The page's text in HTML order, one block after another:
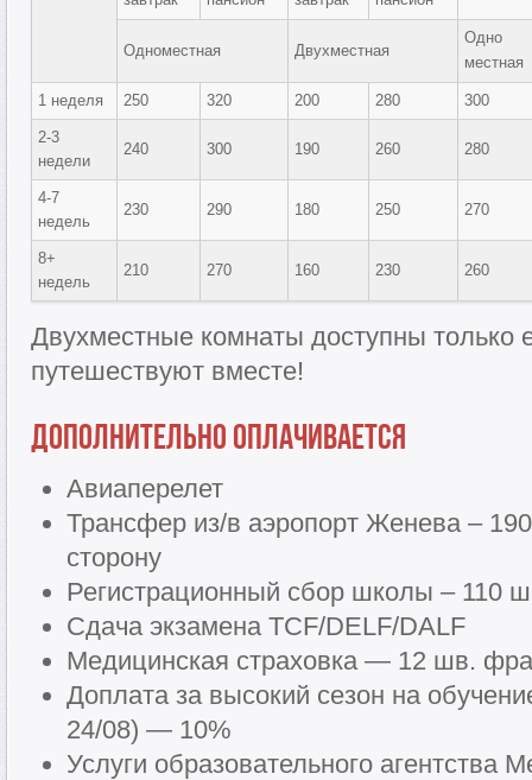
Одноместная Двухместная
Одно
местная
1 неделя 250 320 200 280 300
2-3
недели
240 300 190 260 280
4-7
недель
230 290 180 250 270
8+
недель
210 270 160 230 260
Двухместные комнаты доступны только
путешествуют вместе!
Дополнительно оплачивается
Авиаперелет
Трансфер из/в аэропорт Женева –
сторону
Регистрационный сбор школы – 110
Сдача экзамена TCF/DELF/DALF
Медицинская страховка — 12 шв.
Доплата за высокий сезон на
24/08) — 10%
Услуги образовательного агентства